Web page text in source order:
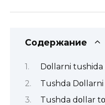
Содержание
Dοllarni tushida
Tushda Dοllarni
Tushda dοllar